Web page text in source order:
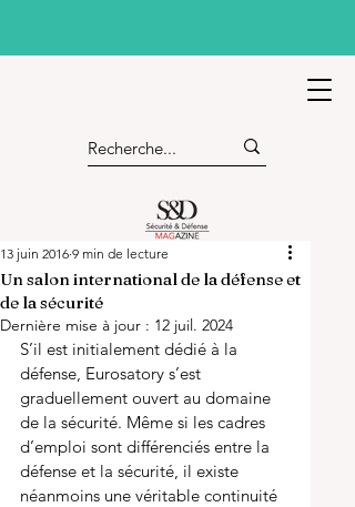
Un salon international de la défense et
de la sécurité
13 juin 2016 9 min de lecture
Dernière mise à jour : 12 juil. 2024
S’il est initialement dédié à la
défense, Eurosatory s’est
graduellement ouvert au domaine
de la sécurité. Même si les cadres
d’emploi sont différenciés entre la
défense et la sécurité, il existe
néanmoins une véritable continuité